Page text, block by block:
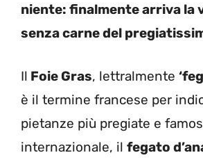
niente: finalmente arriva la
senza carne del
Il Foie Gras, lettralmente
è il termine francese per
pietanze più pregiate e
internazionale, il fegato